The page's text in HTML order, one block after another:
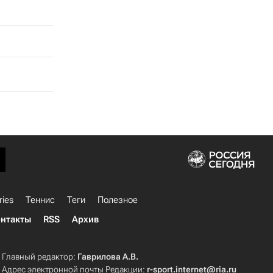
Теннис Теги
Полезное
RSS Архив
Главный редактор: Гаврилова А.В.
Адрес электронной почты Редакции: r-sport.internet@ria.ru